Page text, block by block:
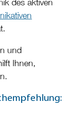
des aktiven
und
Ihnen,